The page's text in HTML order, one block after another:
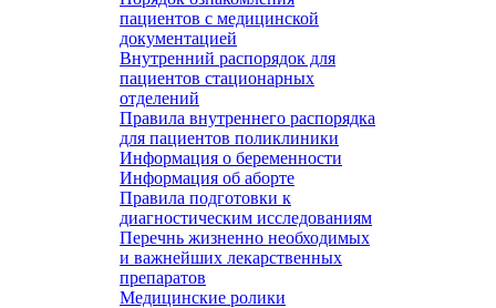
пациентов с медицинской
документацией
Внутренний распорядок для
пациентов стационарных
отделений
Правила внутреннего распорядка
для пациентов поликлиники
Информация о беременности
Информация об аборте
Правила подготовки к
диагностическим исследованиям
Перечнь жизненно необходимых
и важнейших лекарственных
препаратов
Медицинские ролики